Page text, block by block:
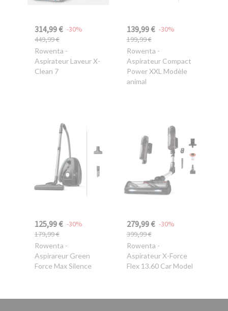
314,99 €
449,99 €
-30%
Rowenta -
Aspirateur Laveur X-
Clean 7
139,99 €
199,99 €
-30%
Rowenta -
Aspirateur Compact
Power XXL Modèle
animal
125,99 €
179,99 €
-30%
Rowenta -
Aspirareur Green
Force Max Silence
279,99 €
399,99 €
-30%
Rowenta -
Aspirateur X-Force
Flex 13.60 Car Model